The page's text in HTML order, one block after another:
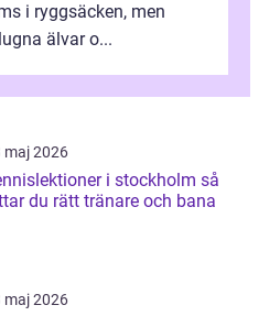
i ryggsäcken, men
älvar o...
maj 2026
i stockholm så
du rätt tränare och bana
maj 2026